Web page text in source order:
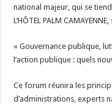
national majeur, qui se
L’HÔTEL PALM
« Gouvernance publique,
l’action publique : quels
Ce forum réunira les
d’administrations, experts